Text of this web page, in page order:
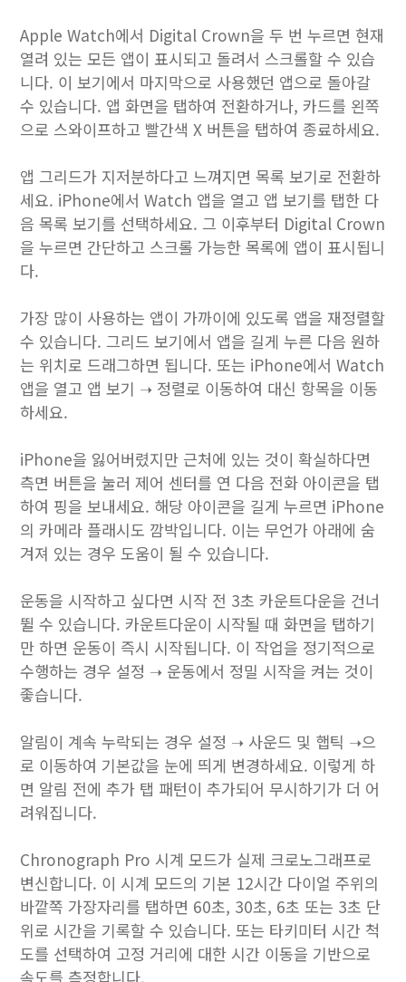
Apple Watch에서 Digital Crown을 두 번 누르면 현재
열려 있는 모든 앱이 표시되고 돌려서 스크롤할 수 있습
니다. 이 보기에서 마지막으로 사용했던 앱으로 돌아갈
수 있습니다. 앱 화면을 탭하여 전환하거나, 카드를 왼쪽
으로 스와이프하고 빨간색 X 버튼을 탭하여 종료하세요.
앱 그리드가 지저분하다고 느껴지면 목록 보기로 전환하
세요. iPhone에서 Watch 앱을 열고 앱 보기를 탭한 다
음 목록 보기를 선택하세요. 그 이후부터 Digital Crown
을 누르면 간단하고 스크롤 가능한 목록에 앱이 표시됩니
다.
가장 많이 사용하는 앱이 가까이에 있도록 앱을 재정렬할
수 있습니다. 그리드 보기에서 앱을 길게 누른 다음 원하
는 위치로 드래그하면 됩니다. 또는 iPhone에서 Watch
앱을 열고 앱 보기 ➝ 정렬로 이동하여 대신 항목을 이동
하세요.
iPhone을 잃어버렸지만 근처에 있는 것이 확실하다면
측면 버튼을 눌러 제어 센터를 연 다음 전화 아이콘을 탭
하여 핑을 보내세요. 해당 아이콘을 길게 누르면 iPhone
의 카메라 플래시도 깜박입니다. 이는 무언가 아래에 숨
겨져 있는 경우 도움이 될 수 있습니다.
운동을 시작하고 싶다면 시작 전 3초 카운트다운을 건너
뛸 수 있습니다. 카운트다운이 시작될 때 화면을 탭하기
만 하면 운동이 즉시 시작됩니다. 이 작업을 정기적으로
수행하는 경우 설정 ➝ 운동에서 정밀 시작을 켜는 것이
좋습니다.
알림이 계속 누락되는 경우 설정 ➝ 사운드 및 햅틱 ➝으
로 이동하여 기본값을 눈에 띄게 변경하세요. 이렇게 하
면 알림 전에 추가 탭 패턴이 추가되어 무시하기가 더 어
려워집니다.
Chronograph Pro 시계 모드가 실제 크로노그래프로
변신합니다. 이 시계 모드의 기본 12시간 다이얼 주위의
바깥쪽 가장자리를 탭하면 60초, 30초, 6초 또는 3초 단
위로 시간을 기록할 수 있습니다. 또는 타키미터 시간 척
도를 선택하여 고정 거리에 대한 시간 이동을 기반으로
속도를 측정합니다.